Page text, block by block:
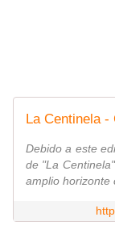
La Centinela -
Debido a este
de "La
amplio horizonte